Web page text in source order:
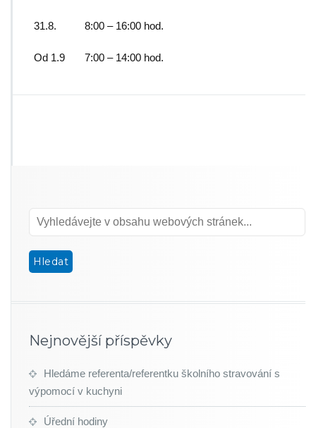
31.8. 8:00 – 16:00 hod.
Od 1.9 7:00 – 14:00 hod.
Nejnovější příspěvky
Hledáme referenta/referentku školního stravování s
výpomocí v kuchyni
Úřední hodiny